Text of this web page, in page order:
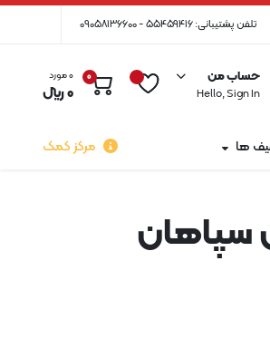
تلفن پشتیبانی: 55459416 - 09058136600
حساب من
Hello, Sign In
0 0 مورد
0﷼
ها مرکز کمک
3 تن سپاهان